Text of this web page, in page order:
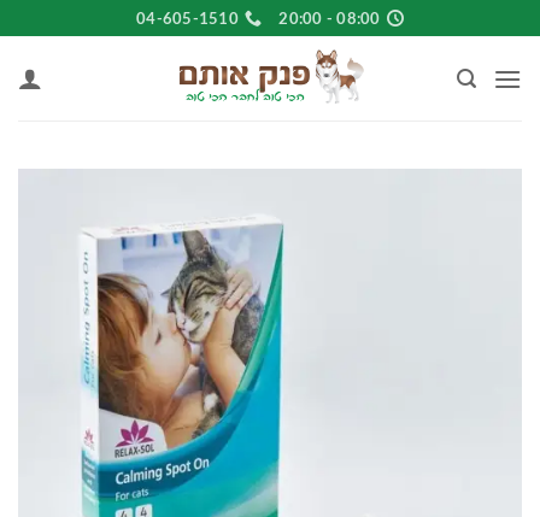
to
content
08:00 - 20:00
04-605-1510